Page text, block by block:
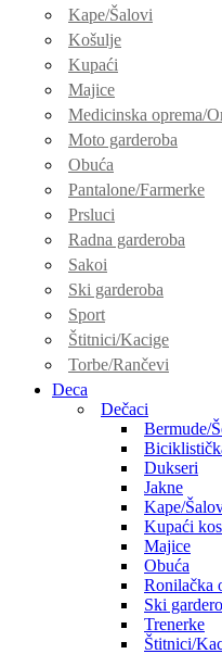
Kape/Šalovi
Košulje
Kupaći
Majice
Medicinska oprema/
Moto garderoba
Obuća
Pantalone/Farmerke
Prsluci
Radna garderoba
Sakoi
Ski garderoba
Sport
Štitnici/Kacige
Torbe/Rančevi
Deca
Dečaci
Bermude/
Dukseri
Jakne
Kape/
Kupaći
Majice
Obuća
Ronilačka
Ski
Trenerke
Štitnici/